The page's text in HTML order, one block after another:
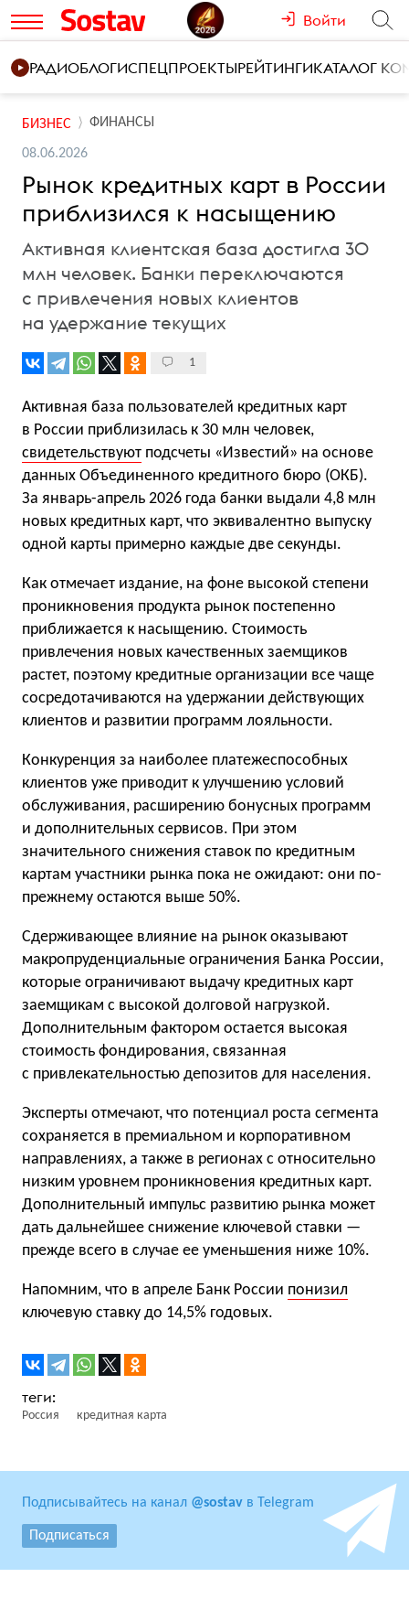
Войти
РАДИОБЛОГИСПЕЦПРОЕКТЫРЕЙТИНГИКАТАЛОГ
БИЗНЕС ФИНАНСЫ
08.06.2026
Рынок кредитных карт в России
приблизился к насыщению
Активная клиентская база достигла 30
млн человек. Банки переключаются
с привлечения новых клиентов
на удержание текущих
1
Активная база пользователей кредитных карт
в России приблизилась к 30 млн человек,
свидетельствуют подсчеты «Известий» на основе
данных Объединенного кредитного бюро (ОКБ).
За январь-апрель 2026 года банки выдали 4,8 млн
новых кредитных карт, что эквивалентно выпуску
одной карты примерно каждые две секунды.
Как отмечает издание, на фоне высокой степени
проникновения продукта рынок постепенно
приближается к насыщению. Стоимость
привлечения новых качественных заемщиков
растет, поэтому кредитные организации все чаще
сосредотачиваются на удержании действующих
клиентов и развитии программ лояльности.
Конкуренция за наиболее платежеспособных
клиентов уже приводит к улучшению условий
обслуживания, расширению бонусных программ
и дополнительных сервисов. При этом
значительного снижения ставок по кредитным
картам участники рынка пока не ожидают: они по-
прежнему остаются выше 50%.
Сдерживающее влияние на рынок оказывают
макропруденциальные ограничения Банка России,
которые ограничивают выдачу кредитных карт
заемщикам с высокой долговой нагрузкой.
Дополнительным фактором остается высокая
стоимость фондирования, связанная
с привлекательностью депозитов для населения.
Эксперты отмечают, что потенциал роста сегмента
сохраняется в премиальном и корпоративном
направлениях, а также в регионах с относительно
низким уровнем проникновения кредитных карт.
Дополнительный импульс развитию рынка может
дать дальнейшее снижение ключевой ставки —
прежде всего в случае ее уменьшения ниже 10%.
Напомним, что в апреле Банк России понизил
ключевую ставку до 14,5% годовых.
Россия кредитная карта
Подписывайтесь на канал @sostav в Telegram
Подписаться